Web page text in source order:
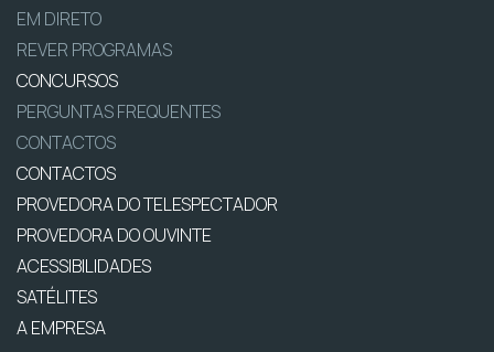
EM DIRETO
REVER PROGRAMAS
CONCURSOS
PERGUNTAS FREQUENTES
CONTACTOS
CONTACTOS
PROVEDORA DO TELESPECTADOR
PROVEDORA DO OUVINTE
ACESSIBILIDADES
SATÉLITES
A EMPRESA